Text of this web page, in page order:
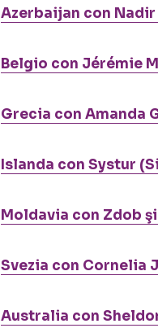
Azerbaijan con
Belgio con Jérémie
Grecia con Amanda
Islanda con Systur
Moldavia con Zdob
Svezia con Cornelia
Australia con